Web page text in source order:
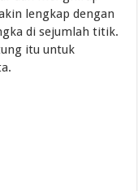
lengkap dengan
di sejumlah titik.
itu untuk